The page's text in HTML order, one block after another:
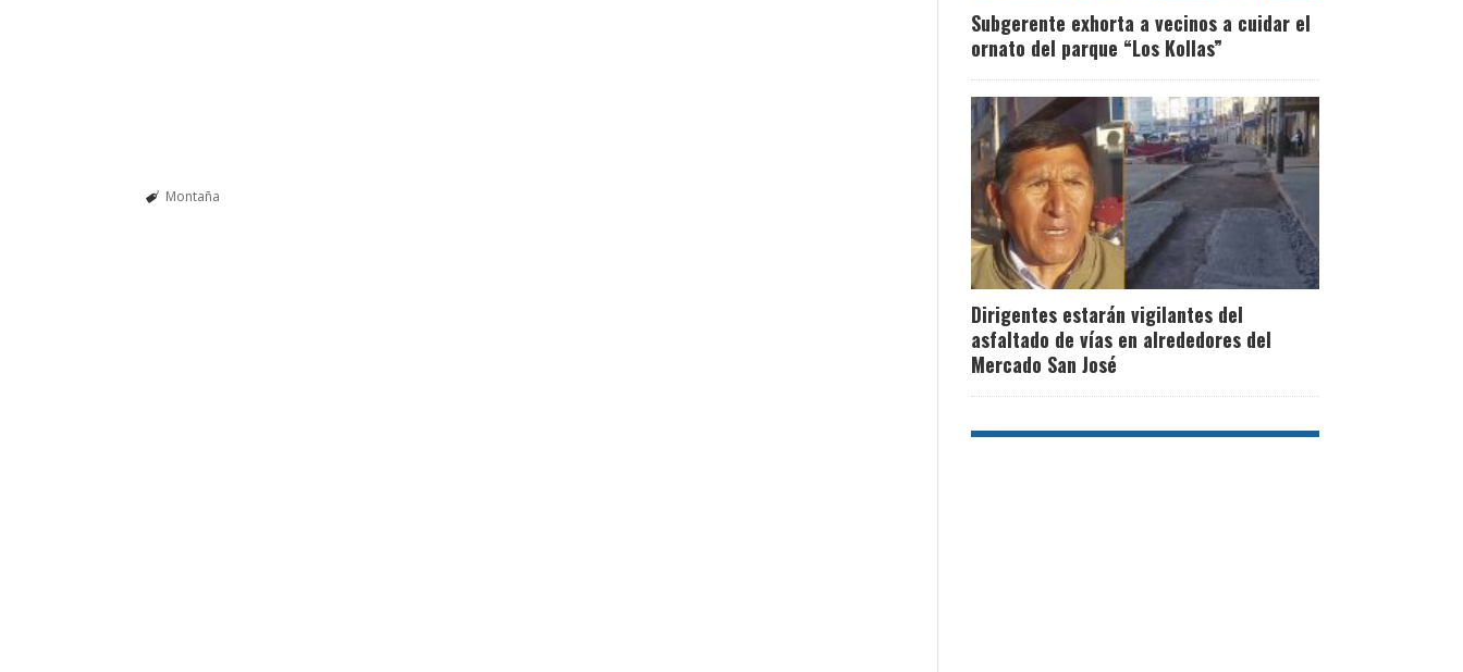
Montaña
Subgerente exhorta a vecinos a cuidar el
ornato del parque “Los Kollas”
Dirigentes estarán vigilantes del
asfaltado de vías en alrededores del
Mercado San José